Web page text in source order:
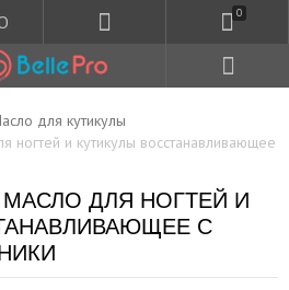
0
для кутикулы
ногтей и кутикулы восстанавливающее
МАСЛО ДЛЯ НОГТЕЙ И
С